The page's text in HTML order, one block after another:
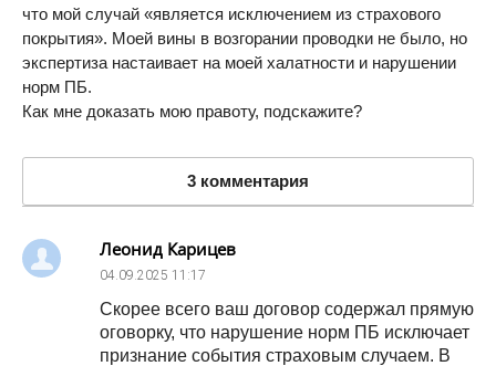
что мой случай «является исключением из страхового
покрытия». Моей вины в возгорании проводки не было, но
экспертиза настаивает на моей халатности и нарушении
норм ПБ.
Как мне доказать мою правоту, подскажите?
3 комментария
Леонид Карицев
04.09.2025 11:17
Скорее всего ваш договор содержал прямую
оговорку, что нарушение норм ПБ исключает
признание события страховым случаем. В